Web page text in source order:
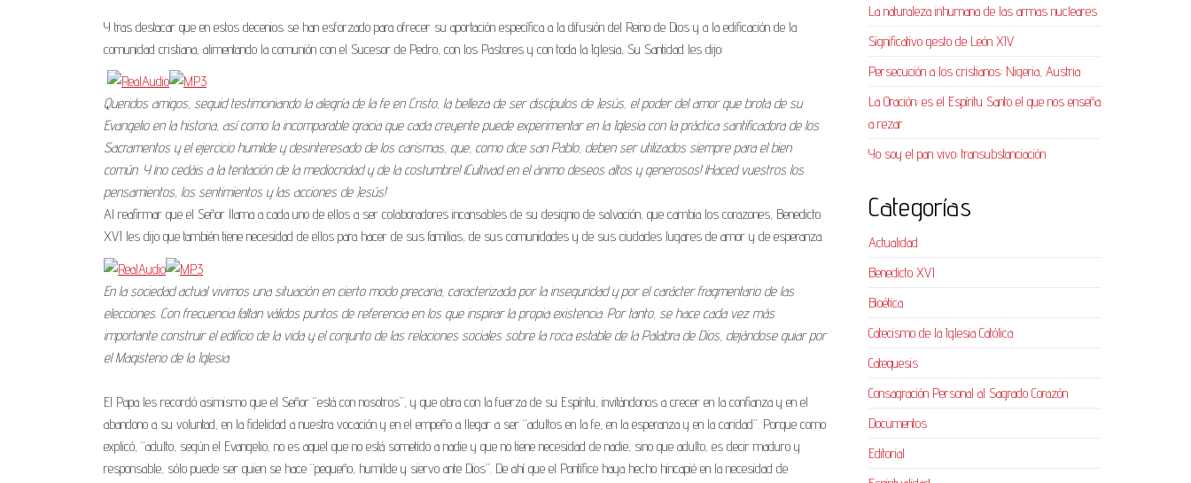
Y tras destacar que en estos decenios se han esforzado para ofrecer su aportación específica a la difusión del Reino de Dios y a la edificación de la
comunidad cristiana, alimentando la comunión con el Sucesor de Pedro, con los Pastores y con toda la Iglesia, Su Santidad les dijo:
Queridos amigos, seguid testimoniando la alegría de la fe en Cristo, la belleza de ser discípulos de Jesús, el poder del amor que brota de su
Evangelio en la historia, así como la incomparable gracia que cada creyente puede experimentar en la Iglesia con la práctica santificadora de los
Sacramentos y el ejercicio humilde y desinteresado de los carismas, que, como dice san Pablo, deben ser utilizados siempre para el bien
común. Y ¡no cedáis a la tentación de la mediocridad y de la costumbre! ¡Cultivad en el ánimo deseos altos y generosos! ¡Haced vuestros los
pensamientos, los sentimientos y las acciones de Jesús!
Al reafirmar que el Señor llama a cada uno de ellos a ser colaboradores incansables de su designio de salvación, que cambia los corazones, Benedicto
XVI les dijo que también tiene necesidad de ellos para hacer de sus familias, de sus comunidades y de sus ciudades lugares de amor y de esperanza.
En la sociedad actual vivimos una situación en cierto modo precaria, caracterizada por la inseguridad y por el carácter fragmentario de las
elecciones. Con frecuencia faltan válidos puntos de referencia en los que inspirar la propia existencia. Por tanto, se hace cada vez más
importante construir el edificio de la vida y el conjunto de las relaciones sociales sobre la roca estable de la Palabra de Dios, dejándose guiar por
el Magisterio de la Iglesia.
El Papa les recordó asimismo que el Señor “está con nosotros”, y que obra con la fuerza de su Espíritu, invitándonos a crecer en la confianza y en el
abandono a su voluntad, en la fidelidad a nuestra vocación y en el empeño a llegar a ser “adultos en la fe, en la esperanza y en la caridad”. Porque como
explicó, “adulto, según el Evangelio, no es aquel que no está sometido a nadie y que no tiene necesidad de nadie, sino que adulto, es decir maduro y
responsable, sólo puede ser quien se hace “pequeño, humilde y siervo ante Dios”. De ahí que el Pontífice haya hecho hincapié en la necesidad de
La naturaleza inhumana de las armas nucleares
Significativo gesto de León XIV
Persecución a los cristianos: Nigeria, Austria
La Oración: es el Espíritu Santo el que nos enseña
a rezar.
Yo soy el pan vivo: transubstanciación
Categorías
Actualidad
Benedicto XVI
Bioética
Catecismo de la Iglesia Católica
Catequesis
Consagración Personal al Sagrado Corazón
Documentos
Editorial